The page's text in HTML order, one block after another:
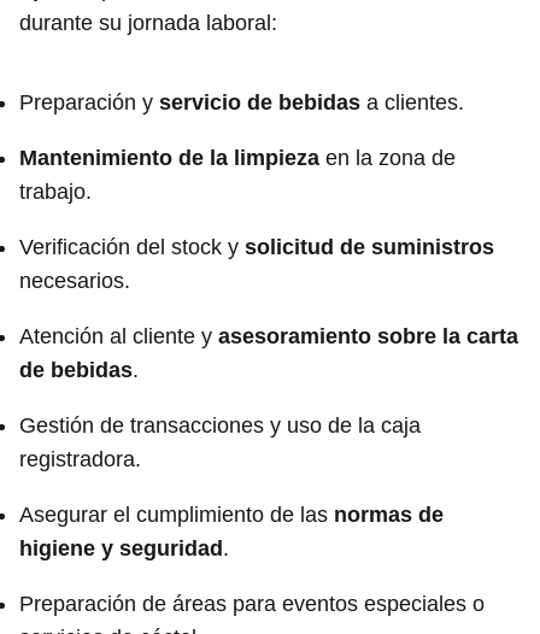
durante su jornada laboral:
Preparación y servicio de bebidas a clientes.
Mantenimiento de la limpieza en la zona de
trabajo.
Verificación del stock y solicitud de suministros
necesarios.
Atención al cliente y asesoramiento sobre la carta
de bebidas.
Gestión de transacciones y uso de la caja
registradora.
Asegurar el cumplimiento de las normas de
higiene y seguridad.
Preparación de áreas para eventos especiales o